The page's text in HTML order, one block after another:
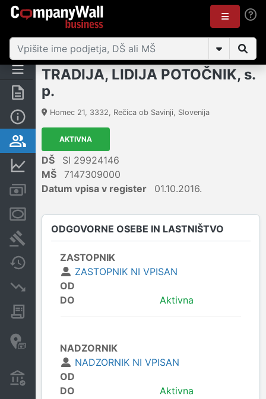
Povzetek
Osnovni podatki
Odgovorne osebe in lastništvo
Finančni podatki
Računi in blokade
Zastavne pravice
Spremembe
Insolvenčni postopki
transakcije
Transakcije iz državnega
TRADIJA, LIDIJA POTOČNIK, s.
p.
Homec 21, 3332, Rečica ob Savinji, Slovenija
AKTIVNA
DŠ
SI 29924146
MŠ
7147309000
Datum vpisa v register
01.10.2016.
ODGOVORNE OSEBE IN LASTNIŠTVO
ZASTOPNIK
ZASTOPNIK NI VPISAN
OD
DO
Aktivna
NADZORNIK
NADZORNIK NI VPISAN
OD
DO
Aktivna